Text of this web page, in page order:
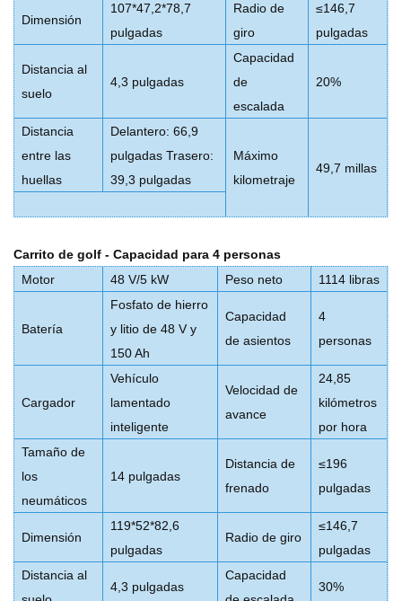
Dimensión
107*47,2*78,7
pulgadas
Radio de
giro
≤146,7
pulgadas
Distancia al
suelo
4,3 pulgadas
Capacidad
de
escalada
20%
Distancia
entre las
huellas
Delantero: 66,9
pulgadas Trasero:
39,3 pulgadas
Máximo
kilometraje
49,7 millas
Carrito de golf - Capacidad para 4 personas
Motor
48 V/5 kW Peso neto 1114 libras
Batería
Fosfato de hierro
y litio de 48 V y
150 Ah
Capacidad
de asientos
4
personas
Cargador
Vehículo
lamentado
inteligente
Velocidad de
avance
24,85
kilómetros
por hora
Tamaño de
los
neumáticos
14 pulgadas
Distancia de
frenado
≤196
pulgadas
Dimensión
119*52*82,6
pulgadas
Radio de giro
≤146,7
pulgadas
Distancia al
4,3 pulgadas
Capacidad
30%